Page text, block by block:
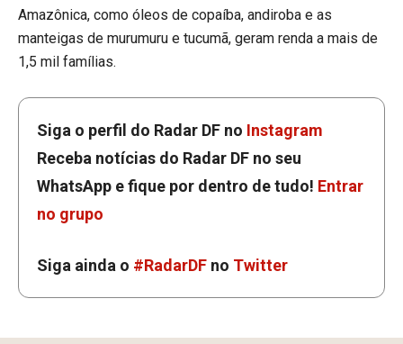
Amazônica, como óleos de copaíba, andiroba e as
manteigas de murumuru e tucumã, geram renda a mais de
1,5 mil famílias.
Siga o perfil do Radar DF no Instagram
Receba notícias do Radar DF no seu
WhatsApp e fique por dentro de tudo! Entrar
no grupo
Siga ainda o #RadarDF no Twitter